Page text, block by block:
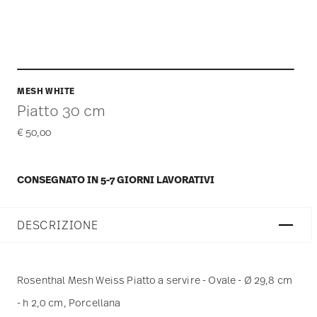
MESH WHITE
Piatto 30 cm
€ 50,00
CONSEGNATO IN 5-7 GIORNI LAVORATIVI
DESCRIZIONE
Rosenthal Mesh Weiss Piatto a servire - Ovale - Ø 29,8 cm
- h 2,0 cm, Porcellana